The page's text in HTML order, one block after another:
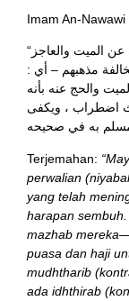
Imam An-
“والجمهور على أن النيابة في الحج جائزة عن الميت والعاجز
مذهبهم – أي :
والحج عنه بأنه
اضطراب ، ويكفى
Terjemahan:
perwalian
yang telah
harapan
mazhab
puasa dan haji
mudhtharib
ada idhthirab